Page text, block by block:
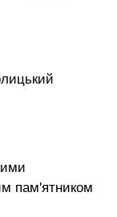
пам'ятником